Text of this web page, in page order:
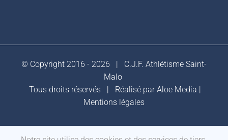
© Copyright 2016 - 2026 | C.J.F. Athlétisme Saint-
Malo
Tous droits réservés | Réalisé parAloe Media
Mentions légales